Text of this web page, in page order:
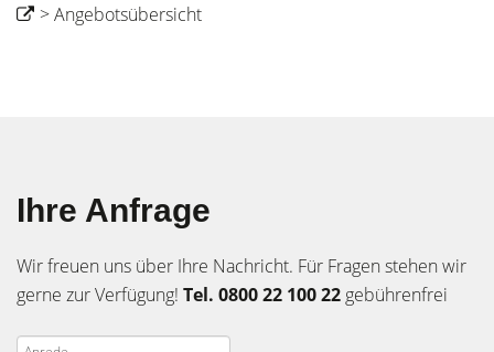
> Angebotsübersicht
Ihre Anfrage
Wir freuen uns über Ihre Nachricht. Für Fragen stehen wir
gerne zur Verfügung! Tel. 0800 22 100 22 gebührenfrei